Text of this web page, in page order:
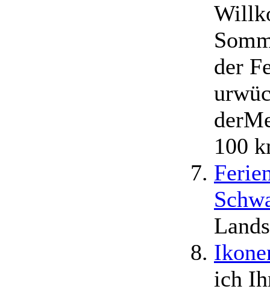
der
100
ich